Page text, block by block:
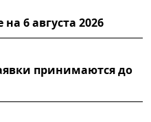
6 августа 2026
принимаются до